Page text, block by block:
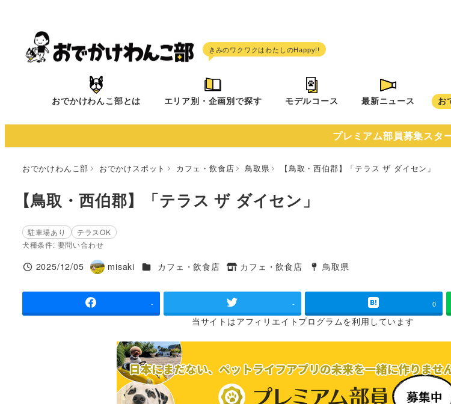
へ
おでかけわんこ部とは エリア別・企画別で探す モデルコース 最新ニュース お
プレミアム部員募集スタ
おでかけわんこ部 おでかけスポット カフェ・飲食店 鳥取県 【鳥取・西伯郡】「テラス ザ ダイセン」
【鳥取・西伯郡】「テラス ザ ダイセン」
駐車場あり
テラスOK
犬種条件: 要問い合わせ
投稿日
2025/12/05
著
misaki 施設ジャンル
カフェ・飲食店
タグ
カフェ・飲食店
タグ
鳥取県
- - 0
当サイトはアフィリエイトプログラムを利用しています